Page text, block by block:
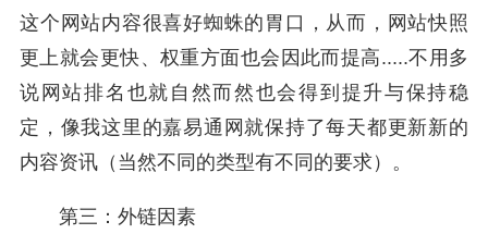
这个网站内容很喜好蜘蛛的胃口，从而，网站快照
更上就会更快、权重方面也会因此而提高.....不用多
说网站排名也就自然而然也会得到提升与保持稳
定，像我这里的嘉易通网就保持了每天都更新新的
内容资讯（当然不同的类型有不同的要求）。
第三：外链因素